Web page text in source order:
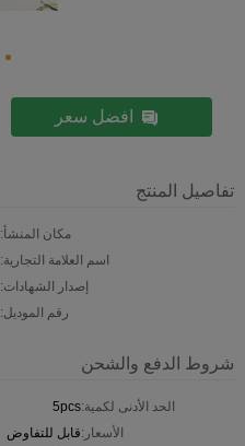
افضل سعر
تفاصيل المنتج
مكان المنشأ:
اسم العلامة التجارية:
إصدار الشهادات:
رقم الموديل:
شروط الدفع والشحن
الحد الأدنى لكمية:5pcs
الأسعار:قابل للتفاوض